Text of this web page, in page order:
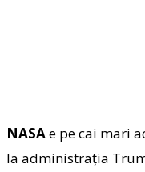
NASAe pe cai mari
la administraţia